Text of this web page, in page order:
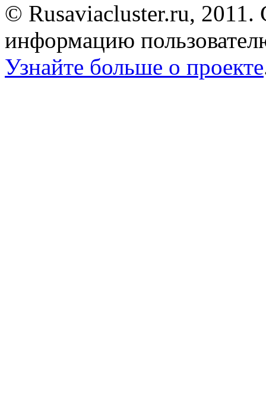
© Rusaviacluster.ru, 2011.
информацию
Узнайте больше о проекте